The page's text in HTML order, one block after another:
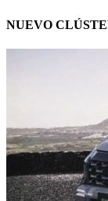
NUEVO